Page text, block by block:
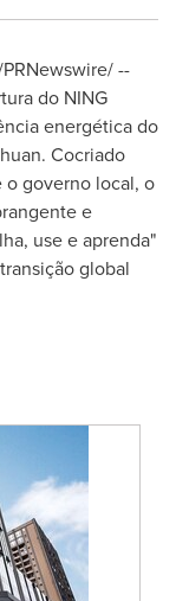
--
do NING
energética do
. Cocriado
o governo local, o
e
use e aprenda"
global